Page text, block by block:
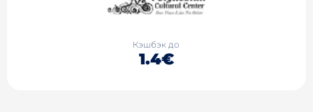
Кэшбэк до
1.4€